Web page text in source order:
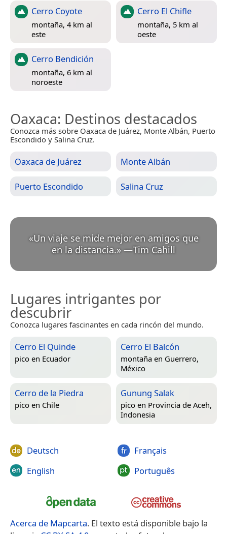
Cerro Coyote
montaña, 4 km al
este
Cerro El Chifle
montaña, 5 km al
oeste
Cerro Bendición
montaña, 6 km al
noroeste
Oaxaca: Destinos destacados
Conozca más sobre Oaxaca de Juárez, Monte Albán, Puerto
Escondido y Salina Cruz.
Oaxaca de Juárez Monte Albán
Puerto Escondido Salina Cruz
«Un viaje se mide mejor en amigos que
en la distancia.» —Tim Cahill
Lugares intrigantes por
descubrir
Conozca lugares fascinantes en cada rincón del mundo.
Cerro El Quinde
pico en Ecuador
Cerro El Balcón
montaña en Guerrero,
México
Cerro de la Piedra
pico en Chile
Gunung Salak
pico en Provincia de Aceh,
Indonesia
Deutsch
English
Français
Português
Acerca de Mapcarta. El texto está disponible bajo la